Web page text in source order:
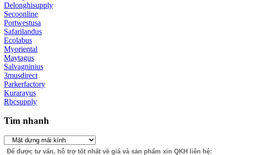
Delonghisupply
Secoonline
Portwestusa
Safarilandus
Ecolabus
Myoriental
Maytagus
Salvagninius
3musdirect
Parkerfactory
Kurarayus
Rbcsupply
Tìm nhanh
Để được tư vấn, hỗ trợ tốt nhất về giá và sản phẩm xin QKH liên hệ: